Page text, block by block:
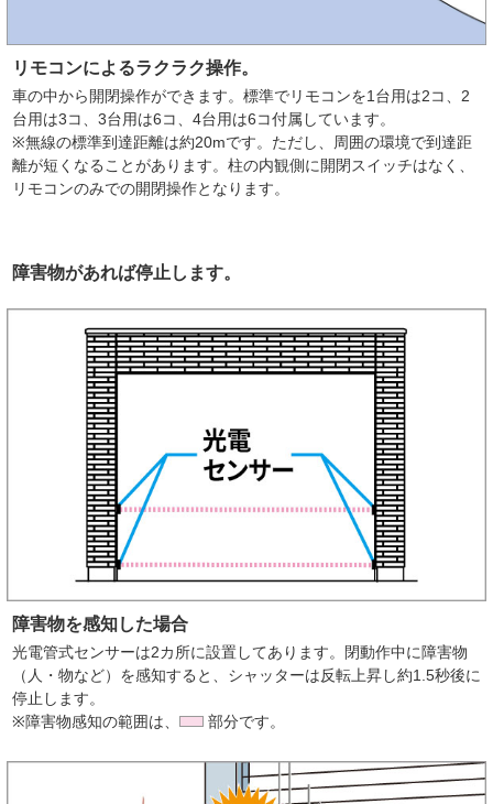
リモコンによるラクラク操作。
車の中から開閉操作ができます。標準でリモコンを1台用は2コ、2
台用は3コ、3台用は6コ、4台用は6コ付属しています。
※無線の標準到達距離は約20mです。ただし、周囲の環境で到達距
離が短くなることがあります。柱の内観側に開閉スイッチはなく、
リモコンのみでの開閉操作となります。
障害物があれば停止します。
障害物を感知した場合
光電管式センサーは2カ所に設置してあります。閉動作中に障害物
（人・物など）を感知すると、シャッターは反転上昇し約1.5秒後に
停止します。
※障害物感知の範囲は、
部分です。